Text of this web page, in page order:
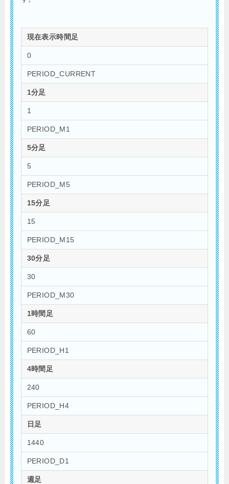
現在表示時間足
0
PERIOD_CURRENT
1分足
1
PERIOD_M1
5分足
5
PERIOD_M5
15分足
15
PERIOD_M15
30分足
30
PERIOD_M30
1時間足
60
PERIOD_H1
4時間足
240
PERIOD_H4
日足
1440
PERIOD_D1
週足